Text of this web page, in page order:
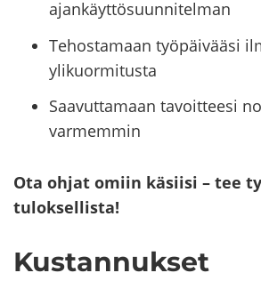
ajankäyttösuunnitelman
Tehostamaan työpäivääsi
ylikuormitusta
Saavuttamaan tavoitteesi
varmemmin
Ota ohjat omiin kä­sii­si – tee
tu­lok­sel­lis­ta!
Kus­tan­nuk­set